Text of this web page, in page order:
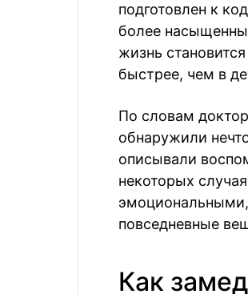
подготовлен к
более
жизнь
быстрее, чем в
По словам
обнаружили
описывали
некоторых
повседневные
Как